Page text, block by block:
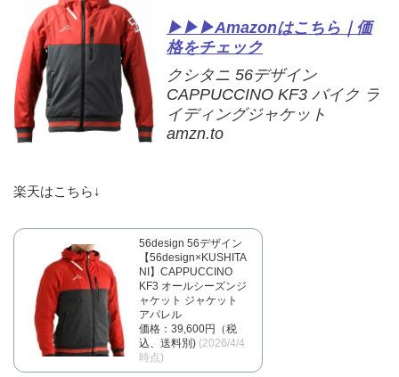
▶▶▶Amazonはこちら｜価
格をチェック
クシタニ 56デザイン
CAPPUCCINO KF3 バイク ラ
イディングジャケット
amzn.to
楽天はこちら↓
56design 56デザイン
【56design×KUSHITA
NI】CAPPUCCINO
KF3 オールシーズンジ
ャケット ジャケット
アパレル
価格：39,600円（税
込、送料別) (2026/4/4
時点)